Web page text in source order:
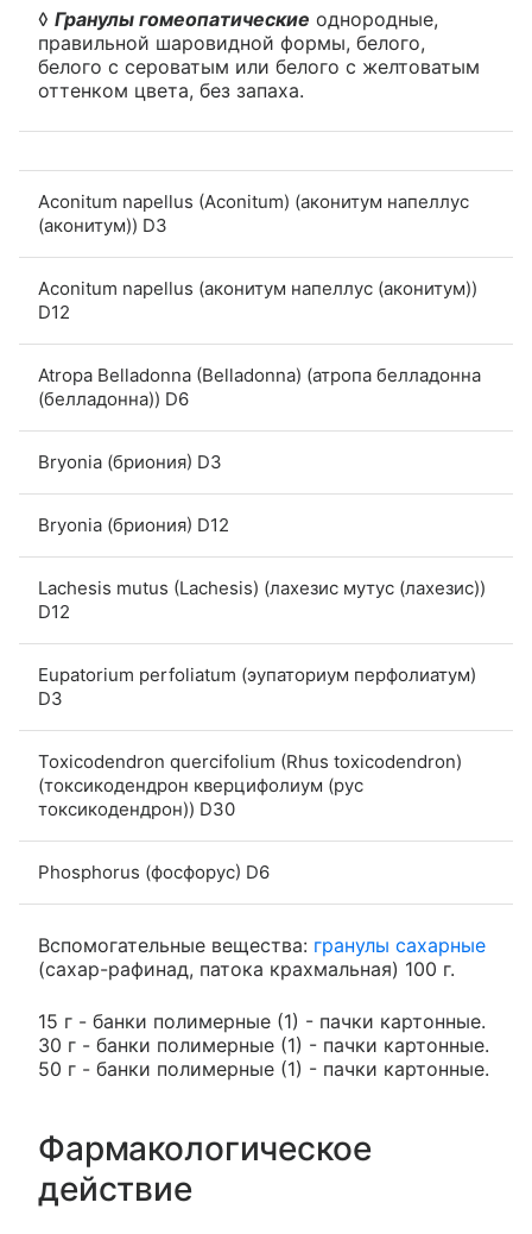
◊ Гранулы гомеопатические однородные,
правильной шаровидной формы, белого,
белого с сероватым или белого с желтоватым
оттенком цвета, без запаха.
Aconitum napellus (Aconitum) (аконитум напеллус
(аконитум)) D3
Aconitum napellus (аконитум напеллус (аконитум))
D12
Atropa Belladonna (Belladonna) (атропа белладонна
(белладонна)) D6
Bryonia (бриония) D3
Bryonia (бриония) D12
Lachesis mutus (Lachesis) (лахезис мутус (лахезис))
D12
Eupatorium perfoliatum (эупаториум перфолиатум)
D3
Toxicodendron quercifolium (Rhus toxicodendron)
(токсикодендрон кверцифолиум (рус
токсикодендрон)) D30
Phosphorus (фосфорус) D6
Вспомогательные вещества: гранулы сахарные
(сахар-рафинад, патока крахмальная) 100 г.
15 г - банки полимерные (1) - пачки картонные.
30 г - банки полимерные (1) - пачки картонные.
50 г - банки полимерные (1) - пачки картонные.
Фармакологическое
действие